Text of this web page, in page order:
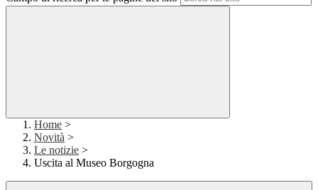
Home >
Novità >
Le notizie >
Uscita al Museo Borgogna